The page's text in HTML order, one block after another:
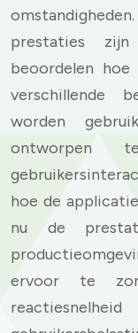
prestaties
beoordelen
verschillende
worden
ontworpen
hoe de
nu de
ervoor te